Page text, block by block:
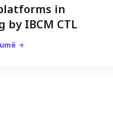
in
by IBCM CTL